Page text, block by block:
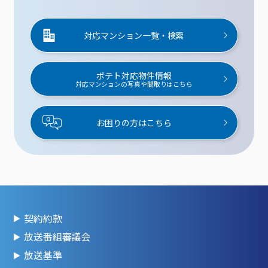
対応マンション一覧・検索
ポテト対応物件情報
対応マンションの写真や間取りはこちら
お困りの方はこちら
契約約款
放送番組審議会
放送基準